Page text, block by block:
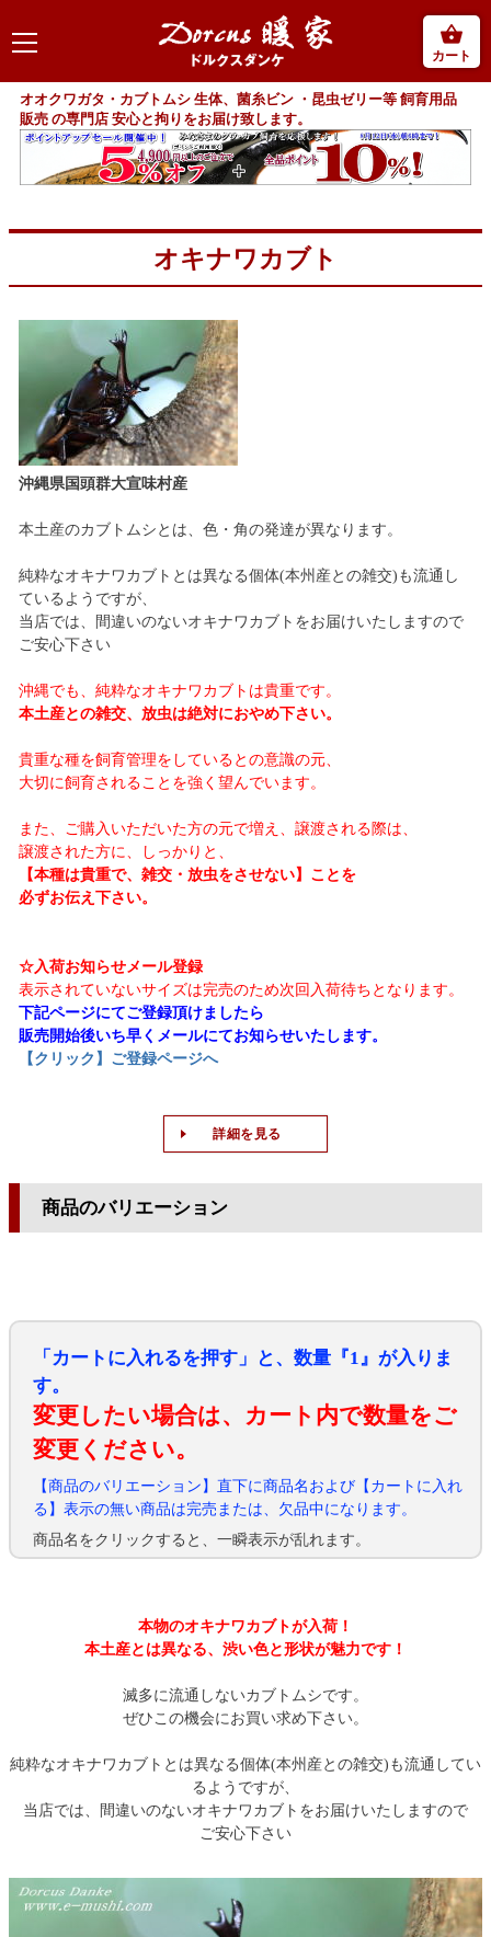
カート
オオクワガタ・カブトムシ 生体、菌糸ビン ・昆虫ゼリー等 飼育用品
販売 の専門店 安心と拘りをお届け致します。
オキナワカブト
沖縄県国頭群大宣味村産
本土産のカブトムシとは、色・角の発達が異なります。
純粋なオキナワカブトとは異なる個体(本州産との雑交)も流通し
ているようですが、
当店では、間違いのないオキナワカブトをお届けいたしますので
ご安心下さい
沖縄でも、純粋なオキナワカブトは貴重です。
本土産との雑交、放虫は絶対におやめ下さい。
貴重な種を飼育管理をしているとの意識の元、
大切に飼育されることを強く望んでいます。
また、ご購入いただいた方の元で増え、譲渡される際は、
譲渡された方に、しっかりと、
【本種は貴重で、雑交・放虫をさせない】ことを
必ずお伝え下さい。
☆入荷お知らせメール登録
表示されていないサイズは完売のため次回入荷待ちとなります。
下記ページにてご登録頂けましたら
販売開始後いち早くメールにてお知らせいたします。
【クリック】ご登録ページへ
詳細を見る
商品のバリエーション
「カートに入れるを押す」と、数量『1』が入りま
す。
変更したい場合は、カート内で数量をご
変更ください。
【商品のバリエーション】直下に商品名および【カートに入れ
る】表示の無い商品は完売または、欠品中になります。
商品名をクリックすると、一瞬表示が乱れます。
本物のオキナワカブトが入荷！
本土産とは異なる、渋い色と形状が魅力です！
滅多に流通しないカブトムシです。
ぜひこの機会にお買い求め下さい。
純粋なオキナワカブトとは異なる個体(本州産との雑交)も流通してい
るようですが、
当店では、間違いのないオキナワカブトをお届けいたしますので
ご安心下さい